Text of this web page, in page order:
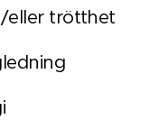
eller trötthet